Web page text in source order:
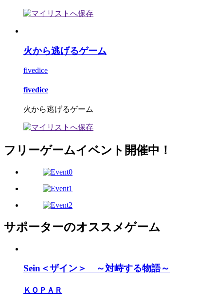
火から逃げるゲーム
fivedice
fivedice
火から逃げるゲーム
フリーゲームイベント開催中！
サポーターのオススメゲーム
Sein＜ザイン＞ ～対峙する物語～
ＫＯＰＡＲ